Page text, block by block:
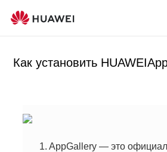
Как установить
1. AppGallery — это